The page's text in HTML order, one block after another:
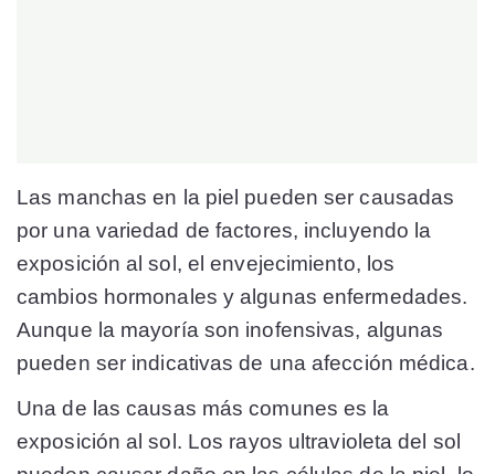
Las manchas en la piel pueden ser causadas
por una variedad de factores, incluyendo la
exposición al sol, el envejecimiento, los
cambios hormonales y algunas enfermedades.
Aunque la mayoría son inofensivas, algunas
pueden ser indicativas de una afección médica.
Una de las causas más comunes es la
exposición al sol. Los rayos ultravioleta del sol